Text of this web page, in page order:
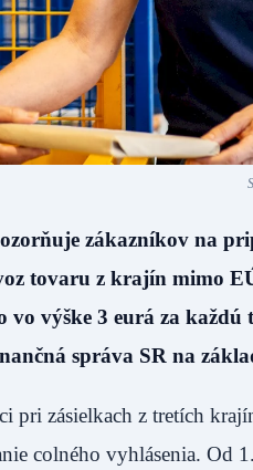
zákazníkov na
tovaru z krajín mimo
vo výške 3 eurá za
správa SR na
pri zásielkach z tretích
colného vyhlásenia. Od